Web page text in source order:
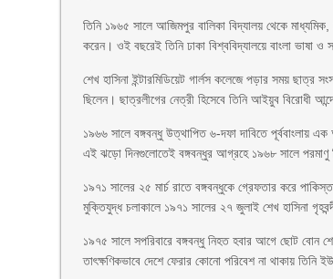
তিনি ১৯৬৫ সালে আজিমপুর বালিকা বিদ্যালয় থেকে মাধ্যমিক,
করেন। ওই বছরেই তিনি ঢাকা বিশ্ববিদ্যালয়ে বাংলা ভাষা
শেখ হাসিনা ইন্টারমিডিয়েট গার্লস কলেজে পড়ার সময় ছাত্র
ছিলেন। ছাত্রলীগের নেত্রী হিসেবে তিনি আইয়ুব বিরোধী
১৯৬৬ সালে বঙ্গবন্ধু উত্থাপিত ৬-দফা দাবিতে পূর্ববাংলায়
এই ঝড়ো দিনগুলোতেই বঙ্গবন্ধুর আগ্রহে ১৯৬৮ সালে পরমাণু
১৯৭১ সালের ২৫ মার্চ রাতে বঙ্গবন্ধুকে গ্রেফতার করে
মুক্তিযুদ্ধ চলাকালে ১৯৭১ সালের ২৭ জুলাই শেখ হাসিনা
১৯৭৫ সালে সপরিবারে বঙ্গবন্ধু নিহত হবার আগে ছোট বোন
তাৎক্ষণিকভাবে দেশে ফেরার কোনো পরিবেশ না থাকায়